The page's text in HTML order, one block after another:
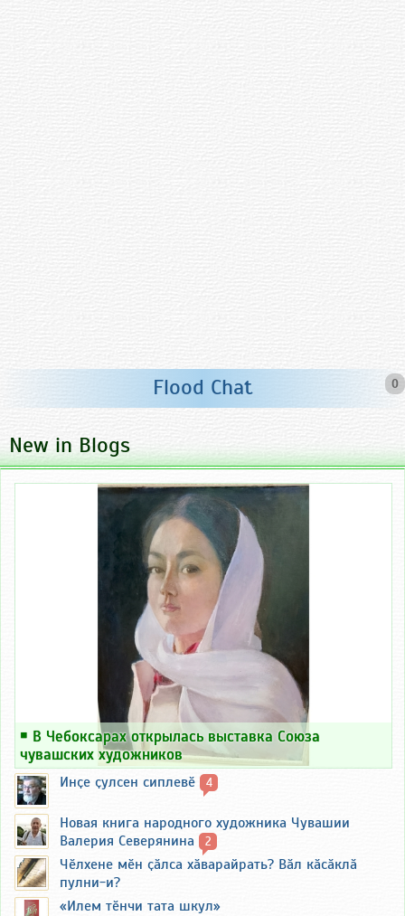
0
Flood Chat
New in Blogs
￭ В Чебоксарах открылась выставка Союза
чувашских художников
Инҫе ҫулсен сиплевӗ 4
Новая книга народного художника Чувашии
Валерия Северянина
2
Чӗлхене мӗн ҫӑлса хӑварайрать? Вӑл кӑсӑклӑ
пулни-и?
«Илем тӗнчи тата шкул»